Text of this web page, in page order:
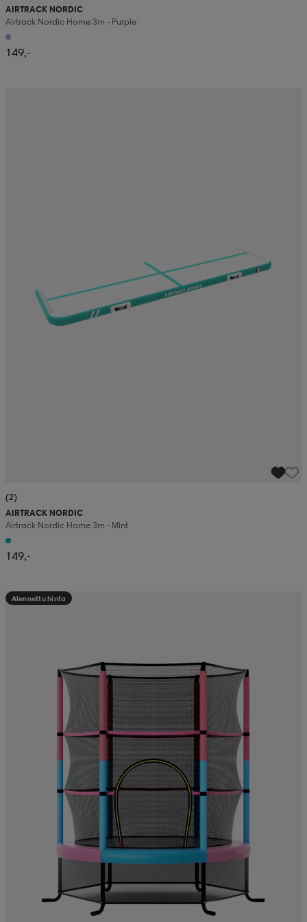
AIRTRACK NORDIC
Airtrack Nordic Home 3m - Purple
149,-
(2)
AIRTRACK NORDIC
Airtrack Nordic Home 3m - Mint
149,-
Alennettu hinta